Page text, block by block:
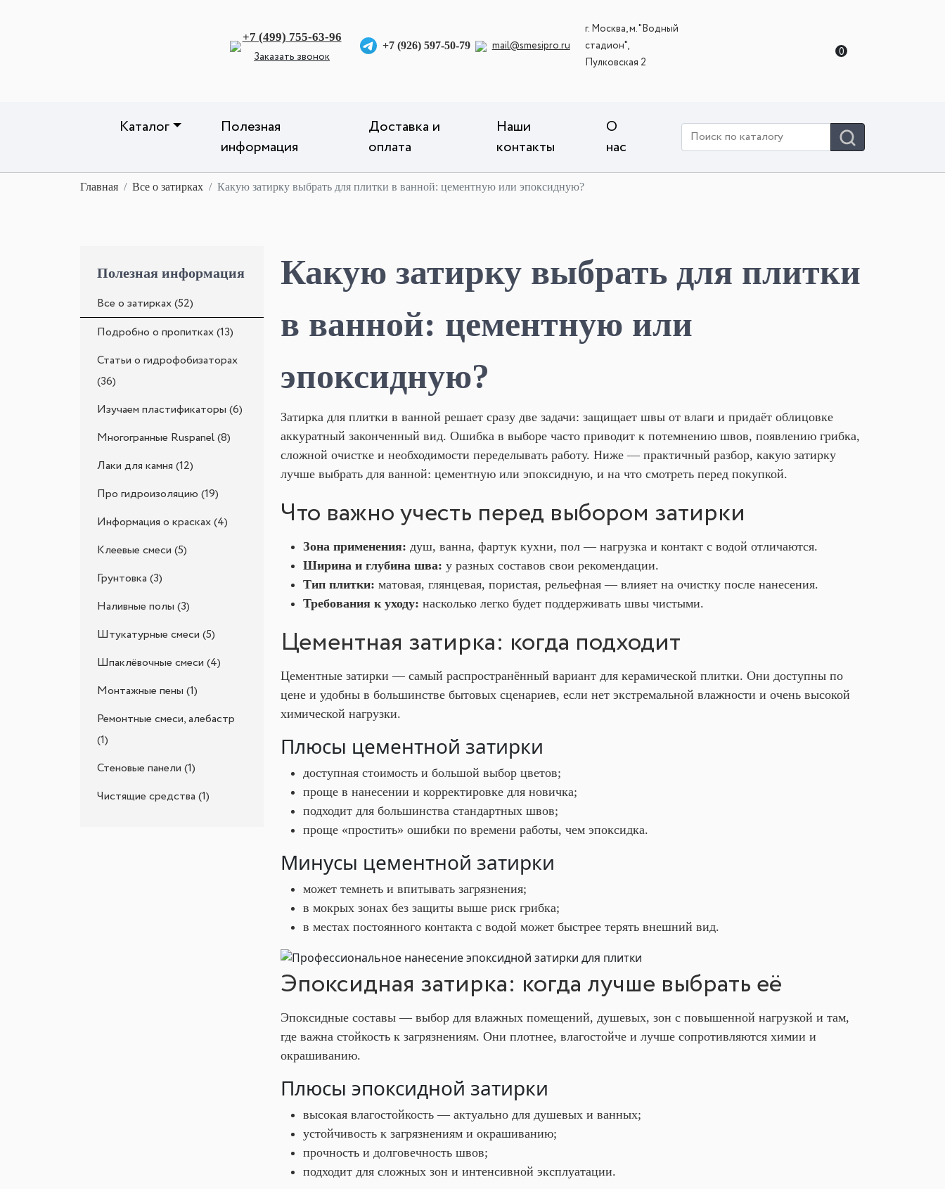
+7 (499) 755-63-96
Заказать звонок
+7 (926) 597-50-79 mail@smesipro.ru
г. Москва, м. "Водный
стадион",
Пулковская 2
0
Каталог
Полезная
информация
Доставка и
оплата
Наши
контакты
О
нас
Главная Все о затирках Какую затирку выбрать для плитки в ванной: цементную или эпоксидную?
Полезная информация
Все о затирках (52)
Подробно о пропитках (13)
Статьи о гидрофобизаторах
(36)
Изучаем пластификаторы (6)
Многогранные Ruspanel (8)
Лаки для камня (12)
Про гидроизоляцию (19)
Информация о красках (4)
Клеевые смеси (5)
Грунтовка (3)
Наливные полы (3)
Штукатурные смеси (5)
Шпаклёвочные смеси (4)
Монтажные пены (1)
Ремонтные смеси, алебастр
(1)
Стеновые панели (1)
Чистящие средства (1)
Какую затирку выбрать для плитки
в ванной: цементную или
эпоксидную?
Затирка для плитки в ванной решает сразу две задачи: защищает швы от влаги и придаёт облицовке
аккуратный законченный вид. Ошибка в выборе часто приводит к потемнению швов, появлению грибка,
сложной очистке и необходимости переделывать работу. Ниже — практичный разбор, какую затирку
лучше выбрать для ванной: цементную или эпоксидную, и на что смотреть перед покупкой.
Что важно учесть перед выбором затирки
Зона применения: душ, ванна, фартук кухни, пол — нагрузка и контакт с водой отличаются.
Ширина и глубина шва: у разных составов свои рекомендации.
Тип плитки: матовая, глянцевая, пористая, рельефная — влияет на очистку после нанесения.
Требования к уходу: насколько легко будет поддерживать швы чистыми.
Цементная затирка: когда подходит
Цементные затирки — самый распространённый вариант для керамической плитки. Они доступны по
цене и удобны в большинстве бытовых сценариев, если нет экстремальной влажности и очень высокой
химической нагрузки.
Плюсы цементной затирки
доступная стоимость и большой выбор цветов;
проще в нанесении и корректировке для новичка;
подходит для большинства стандартных швов;
проще «простить» ошибки по времени работы, чем эпоксидка.
Минусы цементной затирки
может темнеть и впитывать загрязнения;
в мокрых зонах без защиты выше риск грибка;
в местах постоянного контакта с водой может быстрее терять внешний вид.
Эпоксидная затирка: когда лучше выбрать её
Эпоксидные составы — выбор для влажных помещений, душевых, зон с повышенной нагрузкой и там,
где важна стойкость к загрязнениям. Они плотнее, влагостойче и лучше сопротивляются химии и
окрашиванию.
Плюсы эпоксидной затирки
высокая влагостойкость — актуально для душевых и ванных;
устойчивость к загрязнениям и окрашиванию;
прочность и долговечность швов;
подходит для сложных зон и интенсивной эксплуатации.